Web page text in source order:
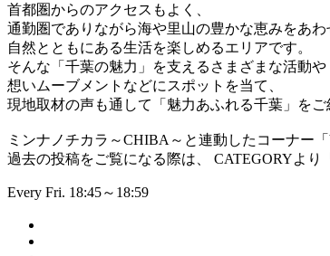
首都圏からのアクセスもよく、
通勤圏でありながら海や里山の豊かな恵みをあわ
自然とともにある生活を楽しめるエリアです。
そんな「千葉の魅力」を支えるさまざまな活動や
想いムーブメントなどにスポットを当て、
現地取材の声も通して「魅力あふれる千葉」をご
ミンナノチカラ～CHIBA～と連動したコーナー
過去の投稿をご覧になる際は、 CATEGORYより
Every Fri. 18:45～18:59